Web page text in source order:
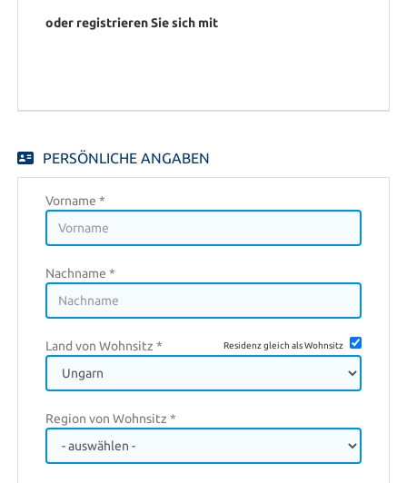
DE
ES
PL
oder registrieren Sie sich mit
PERSÖNLICHE ANGABEN
Vorname *
Nachname *
Land von Wohnsitz * Residenz gleich als Wohnsitz
Region von Wohnsitz *